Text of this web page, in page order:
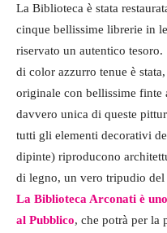
La Biblioteca è stata
cinque bellissime librerie in
riservato un autentico
di color azzurro tenue è
originale con bellissime finte
davvero unica di queste
tutti gli elementi decorativi
dipinte) riproducono
di legno, un vero tripudio del
La Biblioteca Arconati è
al Pubblico, che potrà per la